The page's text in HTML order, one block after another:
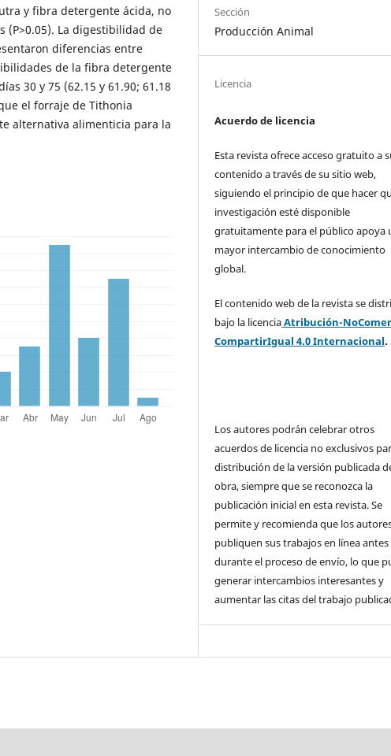
y fibra detergente ácida, no
La digestibilidad de
diferencias entre
de la fibra detergente
30 y 75 (62.15 y 61.90; 61.18
el forraje de Tithonia
alternativa alimenticia para la
Sección
Producción Animal
Licencia
Acuerdo de licencia
Esta revista ofrece acceso gratuito a
contenido a través de su sitio web,
siguiendo el principio de que hacer
investigación esté disponible
gratuitamente para el público apoya
mayor intercambio de conocimiento
global.
El contenido web de la revista se
bajo la licenciaAtribución-
CompartirIgual 4.0 Internacional.
Los autores podrán celebrar otros
acuerdos de licencia no exclusivos
distribución de la versión publicada
obra, siempre que se reconozca la
publicación inicial en esta revista. Se
permite y recomienda que los
publiquen sus trabajos en línea antes
durante el proceso de envío, lo que
generar intercambios interesantes y
aumentar las citas del trabajo